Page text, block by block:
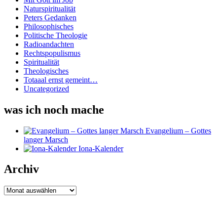
Naturspiritualität
Peters Gedanken
Philosophisches
Politische Theologie
Radioandachten
Rechtspopulismus
Spiritualität
Theologisches
Totaaal ernst gemeint…
Uncategorized
was ich noch mache
Evangelium – Gottes
langer Marsch
Iona-Kalender
Archiv
Archiv